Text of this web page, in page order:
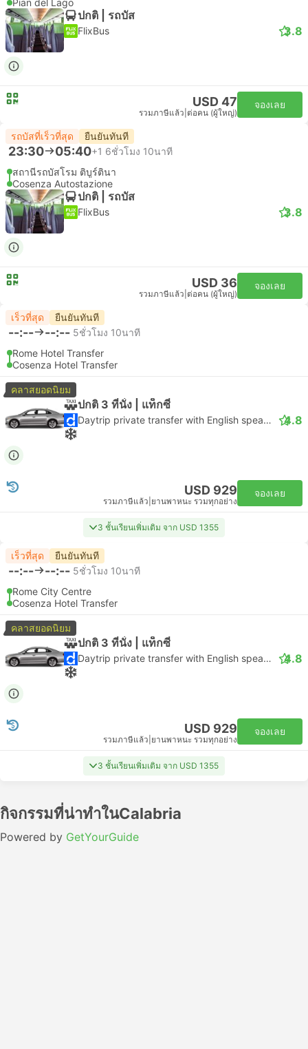
Pian del Lago
ปกติ | รถบัส
FlixBus 3.8
USD 47
รวมภาษีแล้ว ต่อคน (ผู้ใหญ่)
จองเลย
รถบัสที่เร็วที่สุด ยืนยันทันที
23:30 05:40+1 6ชั่วโมง 10นาที
สถานีรถบัสโรม ติบูร์ตินา
Cosenza Autostazione
ปกติ | รถบัส
FlixBus 3.8
USD 36
รวมภาษีแล้ว ต่อคน (ผู้ใหญ่)
จองเลย
เร็วที่สุด ยืนยันทันที
--:-- --:-- 5ชั่วโมง 10นาที
Rome Hotel Transfer
Cosenza Hotel Transfer
คลาสยอดนิยม
ปกติ 3 ที่นั่ง | แท็กซี่
Daytrip private transfer with English speaking driver 4.8
USD 929
รวมภาษีแล้ว ยานพาหนะ รวมทุกอย่าง
จองเลย
3 ชั้นเรียนเพิ่มเติม จาก USD 1355
เร็วที่สุด ยืนยันทันที
--:-- --:-- 5ชั่วโมง 10นาที
Rome City Centre
Cosenza Hotel Transfer
คลาสยอดนิยม
ปกติ 3 ที่นั่ง | แท็กซี่
Daytrip private transfer with English speaking driver 4.8
USD 929
รวมภาษีแล้ว ยานพาหนะ รวมทุกอย่าง
จองเลย
3 ชั้นเรียนเพิ่มเติม จาก USD 1355
กิจกรรมที่น่าทำในCalabria
Powered by GetYourGuide